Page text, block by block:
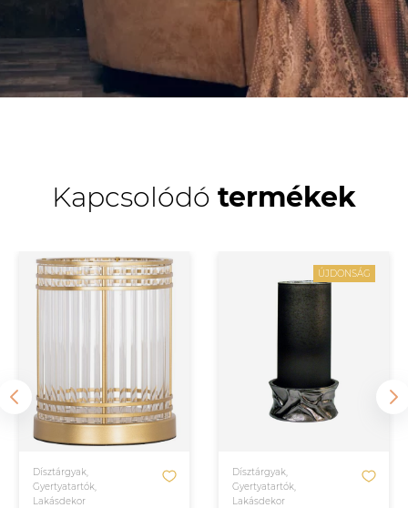
Kapcsolódó termékek
Dísztárgyak,
Gyertyatartók,
Lakásdekor
ÚJDONSÁG
Dísztárgyak,
Gyertyatartók,
Lakásdekor